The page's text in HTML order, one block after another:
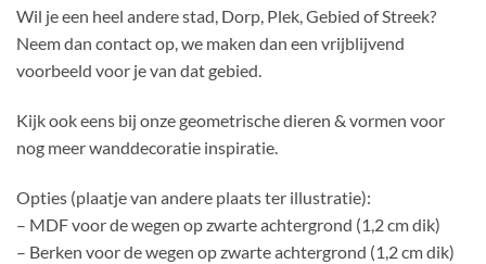
Wil je een heel andere stad, Dorp, Plek, Gebied of Streek?
Neem dan contact op, we maken dan een vrijblijvend
voorbeeld voor je van dat gebied.
Kijk ook eens bij onze geometrische dieren & vormen voor
nog meer wanddecoratie inspiratie.
Opties (plaatje van andere plaats ter illustratie):
– MDF voor de wegen op zwarte achtergrond (1,2 cm dik)
– Berken voor de wegen op zwarte achtergrond (1,2 cm dik)